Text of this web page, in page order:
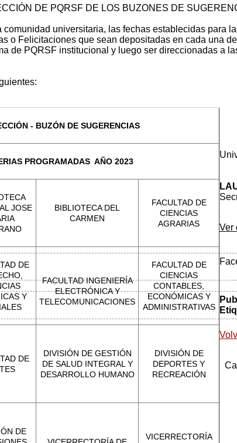
DE PQRSF DE LOS BUZONES DE
comunidad universitaria, las fechas establecidas
o Felicitaciones que sean depositadas en cada una
de PQRSF institucional y luego ser direccionadas a
- BUZÓN DE SUGERENCIAS
PROGRAMADAS AÑO 2023
JOSE
BIBLIOTECA DEL
CARMEN
FACULTAD DE
CIENCIAS
AGRARIAS
DE
Y
FACULTAD INGENIERÍA
ELECTRÓNICA Y
TELECOMUNICACIONES
FACULTAD DE
CIENCIAS
CONTABLES,
ECONÓMICAS Y
ADMINISTRATIVAS
DE
DIVISIÓN DE GESTIÓN
DE SALUD INTEGRAL Y
DESARROLLO HUMANO
DIVISIÓN DE
DEPORTES Y
RECREACIÓN
DE
VICERRECTORÍA
Ver